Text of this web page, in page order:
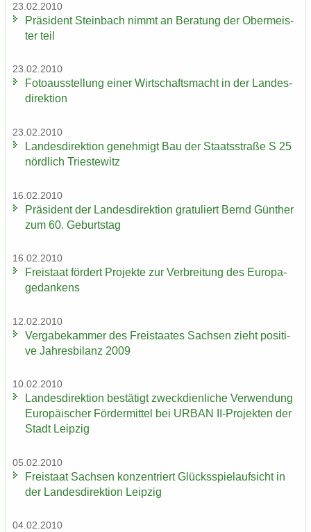
23.02.2010
Prä­si­dent Stein­bach nimmt an Be­ra­tung der Ober­meis­
ter teil
23.02.2010
Fo­to­aus­stel­lung einer Wirt­schafts­macht in der Lan­des­
di­rek­ti­on
23.02.2010
Lan­des­di­rek­ti­on ge­neh­migt Bau der Staats­stra­ße S 25
nörd­lich Tri­es­te­witz
16.02.2010
Prä­si­dent der Lan­des­di­rek­ti­on gra­tu­liert Bernd Gün­ther
zum 60. Ge­burts­tag
16.02.2010
Frei­staat för­dert Pro­jek­te zur Ver­brei­tung des Eu­ro­pa­
ge­dan­kens
12.02.2010
Ver­ga­be­kam­mer des Frei­staa­tes Sach­sen zieht po­si­ti­
ve Jah­res­bi­lanz 2009
10.02.2010
Lan­des­di­rek­ti­on be­stä­tigt zweck­dien­li­che Ver­wen­dung
Eu­ro­päi­scher För­der­mit­tel bei URBAN II-​Projekten der
Stadt Leip­zig
05.02.2010
Frei­staat Sach­sen kon­zen­triert Glücks­spiel­auf­sicht in
der Lan­des­di­rek­ti­on Leip­zig
04.02.2010